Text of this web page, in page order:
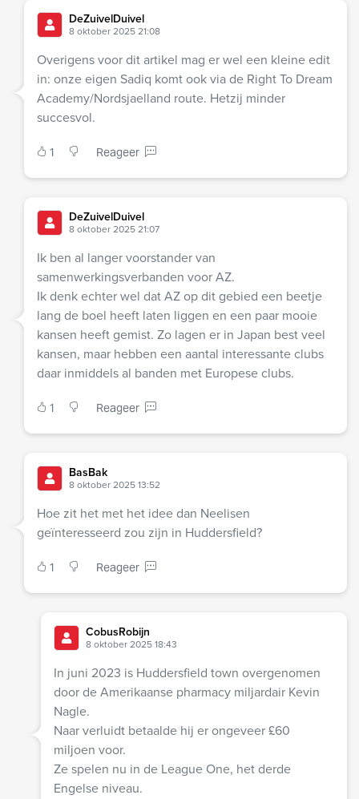
DeZuivelDuivel
8 oktober 2025 21:08
Overigens voor dit artikel mag er wel een kleine edit
in: onze eigen Sadiq komt ook via de Right To Dream
Academy/Nordsjaelland route. Hetzij minder
succesvol.
1 Reageer
DeZuivelDuivel
8 oktober 2025 21:07
Ik ben al langer voorstander van
samenwerkingsverbanden voor AZ.
Ik denk echter wel dat AZ op dit gebied een beetje
lang de boel heeft laten liggen en een paar mooie
kansen heeft gemist. Zo lagen er in Japan best veel
kansen, maar hebben een aantal interessante clubs
daar inmiddels al banden met Europese clubs.
1 Reageer
BasBak
8 oktober 2025 13:52
Hoe zit het met het idee dan Neelisen
geïnteresseerd zou zijn in Huddersfield?
1 Reageer
CobusRobijn
8 oktober 2025 18:43
In juni 2023 is Huddersfield town overgenomen
door de Amerikaanse pharmacy miljardair Kevin
Nagle.
Naar verluidt betaalde hij er ongeveer £60
miljoen voor.
Ze spelen nu in de League One, het derde
Engelse niveau.